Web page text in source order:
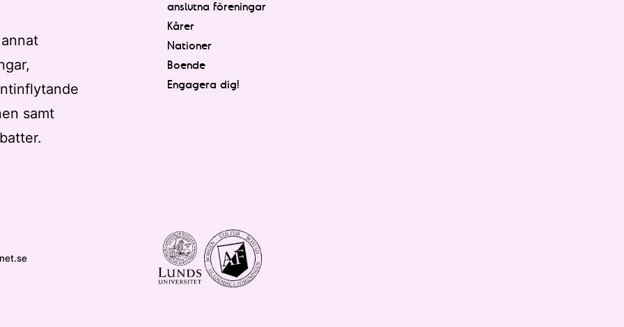
samt
anslutna föreningar
Kårer
Nationer
Boende
Engagera dig!